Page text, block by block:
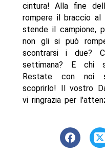
cintura! Alla fine
rompere il braccio al
stende il campione,
non gli si può
scontrarsi i due?
settimana? E chi
Restate con noi
scoprirlo! Il vostro
vi ringrazia per